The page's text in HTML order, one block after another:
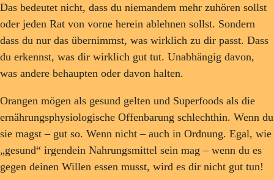
Das bedeutet nicht, dass du niemandem mehr zuhören sollst
oder jeden Rat von vorne herein ablehnen sollst. Sondern
dass du nur das übernimmst, was wirklich zu dir passt. Dass
du erkennst, was dir wirklich gut tut. Unabhängig davon,
was andere behaupten oder davon halten.
Orangen mögen als gesund gelten und Superfoods als die
ernährungsphysiologische Offenbarung schlechthin. Wenn du
sie magst – gut so. Wenn nicht – auch in Ordnung. Egal, wie
„gesund“ irgendein Nahrungsmittel sein mag – wenn du es
gegen deinen Willen essen musst, wird es dir nicht gut tun!